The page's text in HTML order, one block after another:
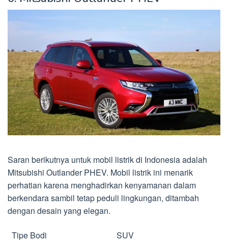
Saran berikutnya untuk mobil listrik di Indonesia adalah
Mitsubishi Outlander PHEV. Mobil listrik ini menarik
perhatian karena menghadirkan kenyamanan dalam
berkendara sambil tetap peduli lingkungan, ditambah
dengan desain yang elegan.
Tipe Bodi
SUV